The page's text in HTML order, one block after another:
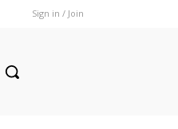
Sign in / Join